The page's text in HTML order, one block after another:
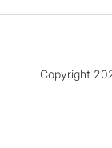
Copyright